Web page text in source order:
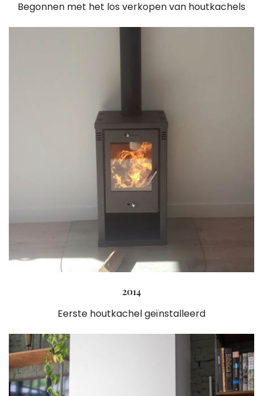
Begonnen met het los verkopen van houtkachels
2014
Eerste houtkachel geïnstalleerd